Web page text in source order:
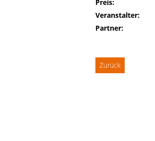
Preis:
Veranstalter:
Partner:
Zurück